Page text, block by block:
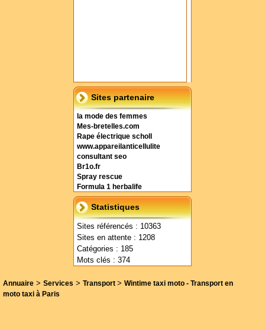
Sites partenaire
la mode des femmes
Mes-bretelles.com
Rape électrique scholl
www.appareilanticellulite
consultant seo
Br1o.fr
Spray rescue
Formula 1 herbalife
Statistiques
Sites référencés : 10363
Sites en attente : 1208
Catégories : 185
Mots clés : 374
Annuaire > Services > Transport > Wintime taxi moto - Transport en
moto taxi à Paris